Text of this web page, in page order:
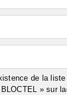
de la liste
» sur